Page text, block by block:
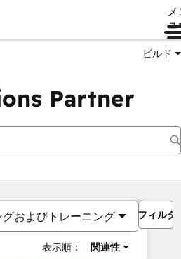
ュ
ビルド
Partner
およびトレーニング
表示順： 関連性
フィルタ